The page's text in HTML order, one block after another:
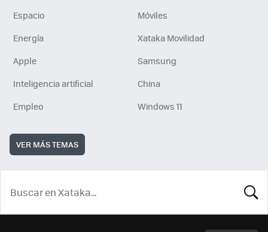
Espacio
Móviles
Energía
Xataka Movilidad
Apple
Samsung
Inteligencia artificial
China
Empleo
Windows 11
VER MÁS TEMAS